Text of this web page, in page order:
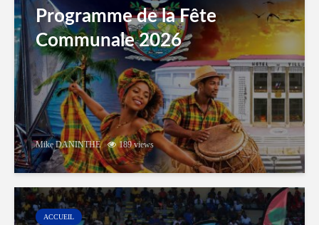
Programme de la Fête
Communale 2026
Mike DANINTHE 189 views
ACCUEIL